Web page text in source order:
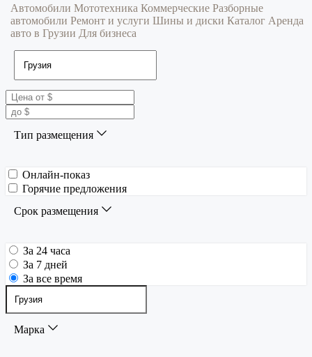
Автомобили Мототехника Коммерческие Разборные
автомобили Ремонт и услуги Шины и диски Каталог Аренда
авто в Грузии Для бизнеса
Тип размещения
Онлайн-показ
Горячие предложения
Срок размещения
За 24 часа
За 7 дней
За все время
Марка